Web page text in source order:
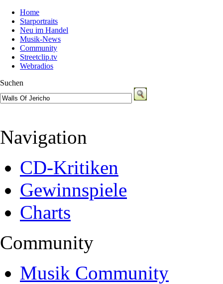
Home
Starportraits
Neu im Handel
Musik-News
Community
Streetclip.tv
Webradios
Suchen
Navigation
CD-Kritiken
Gewinnspiele
Charts
Community
Musik Community